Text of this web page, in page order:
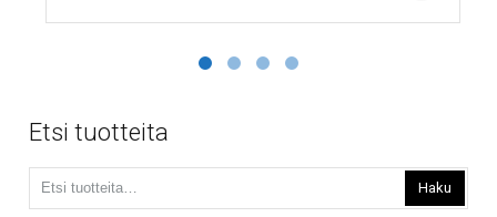
Etsi tuotteita
Haku